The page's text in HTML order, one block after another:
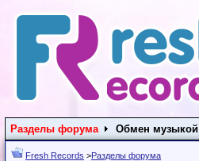
Разделы форума Обмен музыкой
Fresh Records >Разделы форума